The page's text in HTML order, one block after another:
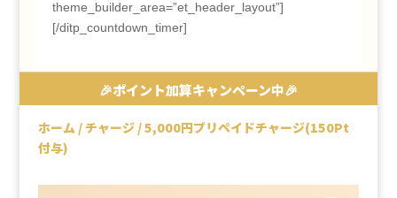
theme_builder_area=”et_header_layout”]
[/ditp_countdown_timer]
🎉ポイント加算キャンペーン中🎉
ホーム/ チャージ/ 5,000円プリペイドチャージ(150Pt
付与)